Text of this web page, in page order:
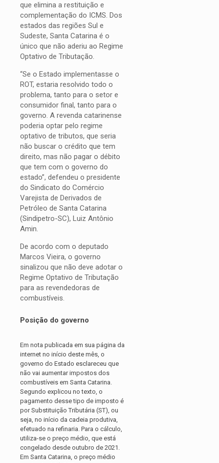
que elimina a restituição e
complementação do ICMS. Dos
estados das regiões Sul e
Sudeste, Santa Catarina é o
único que não aderiu ao Regime
Optativo de Tributação.
“Se o Estado implementasse o
ROT, estaria resolvido todo o
problema, tanto para o setor e
consumidor final, tanto para o
governo. A revenda catarinense
poderia optar pelo regime
optativo de tributos, que seria
não buscar o crédito que tem
direito, mas não pagar o débito
que tem com o governo do
estado”, defendeu o presidente
do Sindicato do Comércio
Varejista de Derivados de
Petróleo de Santa Catarina
(Sindipetro-SC), Luiz Antônio
Amin.
De acordo com o deputado
Marcos Vieira, o governo
sinalizou que não deve adotar o
Regime Optativo de Tributação
para as revendedoras de
combustíveis.
Posição do governo
Em nota publicada em sua página da
internet no início deste mês, o
governo do Estado esclareceu que
não vai aumentar impostos dos
combustíveis em Santa Catarina.
Segundo explicou no texto, o
pagamento desse tipo de imposto é
por Substituição Tributária (ST), ou
seja, no início da cadeia produtiva,
efetuado na refinaria. Para o cálculo,
utiliza-se o preço médio, que está
congelado desde outubro de 2021.
Em Santa Catarina, o preço médio